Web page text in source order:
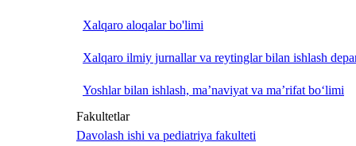
Xalqaro aloqalar bo'limi
Xalqaro ilmiy jurnallar va reytinglar bilan ishlash
Yoshlar bilan ishlash, ma’naviyat va ma’rifat bo‘limi
Fakultetlar
Davolash ishi va pediatriya fakulteti